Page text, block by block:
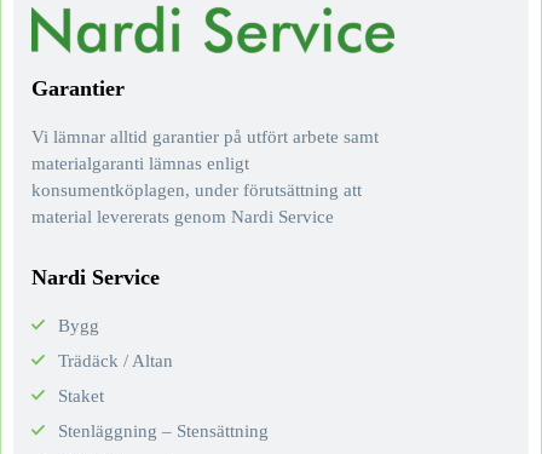
Garantier
Vi lämnar alltid garantier på utfört arbete samt
materialgaranti lämnas enligt
konsumentköplagen, under förutsättning att
material levererats genom Nardi Service
Nardi Service
Bygg
Trädäck / Altan
Staket
Stenläggning – Stensättning